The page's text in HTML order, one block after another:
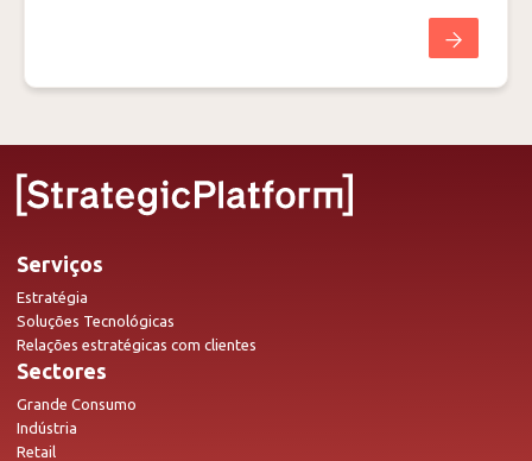
Serviços
Estratégia
Soluções Tecnológicas
Relações estratégicas com clientes
Sectores
Grande Consumo
Indústria
Retail